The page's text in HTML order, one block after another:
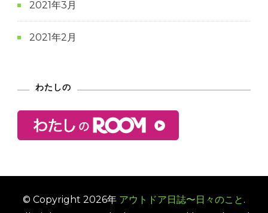
2021年3月
2021年2月
わたしの
© Copyright 2026年 アウトドア日誌〜日々のこと .